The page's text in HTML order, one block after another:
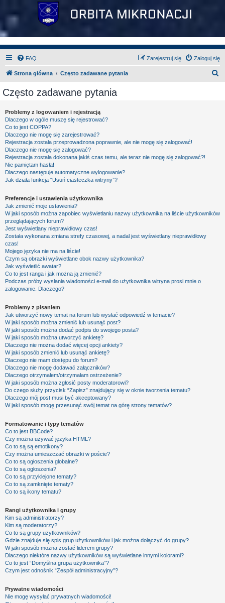
FAQ Zaloguj się
Zarejestruj się
Strona główna Często zadawane pytania
Często zadawane pytania
Problemy z logowaniem i rejestracją
Dlaczego w ogóle muszę się rejestrować?
Co to jest COPPA?
Dlaczego nie mogę się zarejestrować?
Rejestracja została przeprowadzona poprawnie, ale nie mogę się zalogować!
Dlaczego nie mogę się zalogować?
Rejestracja została dokonana jakiś czas temu, ale teraz nie mogę się zalogować?!
Nie pamiętam hasła!
Dlaczego następuje automatyczne wylogowanie?
Jak działa funkcja “Usuń ciasteczka witryny”?
Preferencje i ustawienia użytkownika
Jak zmienić moje ustawienia?
W jaki sposób można zapobiec wyświetlaniu nazwy użytkownika na liście użytkowników
przeglądających forum?
Jest wyświetlany nieprawidłowy czas!
Została wykonana zmiana strefy czasowej, a nadal jest wyświetlany nieprawidłowy
czas!
Mojego języka nie ma na liście!
Czym są obrazki wyświetlane obok nazwy użytkownika?
Jak wyświetlić awatar?
Co to jest ranga i jak można ją zmienić?
Podczas próby wysłania wiadomości e-mail do użytkownika witryna prosi mnie o
zalogowanie. Dlaczego?
Problemy z pisaniem
Jak utworzyć nowy temat na forum lub wysłać odpowiedź w temacie?
W jaki sposób można zmienić lub usunąć post?
W jaki sposób można dodać podpis do swojego posta?
W jaki sposób można utworzyć ankietę?
Dlaczego nie można dodać więcej opcji ankiety?
W jaki sposób zmienić lub usunąć ankietę?
Dlaczego nie mam dostępu do forum?
Dlaczego nie mogę dodawać załączników?
Dlaczego otrzymałem/otrzymałam ostrzeżenie?
W jaki sposób można zgłosić posty moderatorowi?
Do czego służy przycisk “Zapisz” znajdujący się w oknie tworzenia tematu?
Dlaczego mój post musi być akceptowany?
W jaki sposób mogę przesunąć swój temat na górę strony tematów?
Formatowanie i typy tematów
Co to jest BBCode?
Czy można używać języka HTML?
Co to są są emotikony?
Czy można umieszczać obrazki w poście?
Co to są ogłoszenia globalne?
Co to są ogłoszenia?
Co to są przyklejone tematy?
Co to są zamknięte tematy?
Co to są ikony tematu?
Rangi użytkownika i grupy
Kim są administratorzy?
Kim są moderatorzy?
Co to są grupy użytkowników?
Gdzie znajduje się spis grup użytkowników i jak można dołączyć do grupy?
W jaki sposób można zostać liderem grupy?
Dlaczego niektóre nazwy użytkowników są wyświetlane innymi kolorami?
Co to jest “Domyślna grupa użytkownika”?
Czym jest odnośnik “Zespół administracyjny”?
Prywatne wiadomości
Nie mogę wysyłać prywatnych wiadomości!